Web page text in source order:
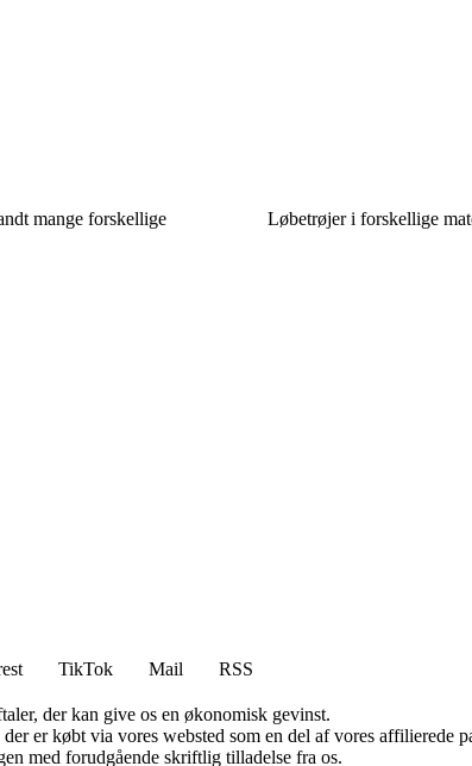
mange forskellige
Løbetrøjer i forskellige
TikTok Mail
RSS
der kan give os en økonomisk gevinst.
er købt via vores websted som en del af vores affilierede
med forudgående skriftlig tilladelse fra os.